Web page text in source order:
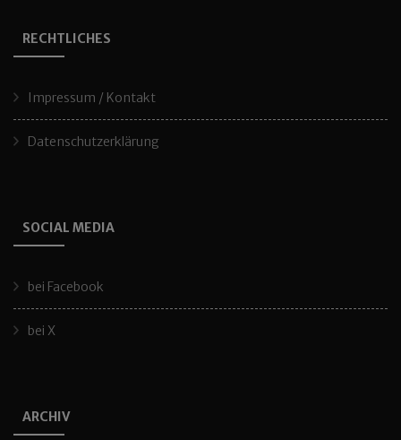
RECHTLICHES
Impressum / Kontakt
Datenschutzerklärung
SOCIAL MEDIA
bei Facebook
bei X
ARCHIV